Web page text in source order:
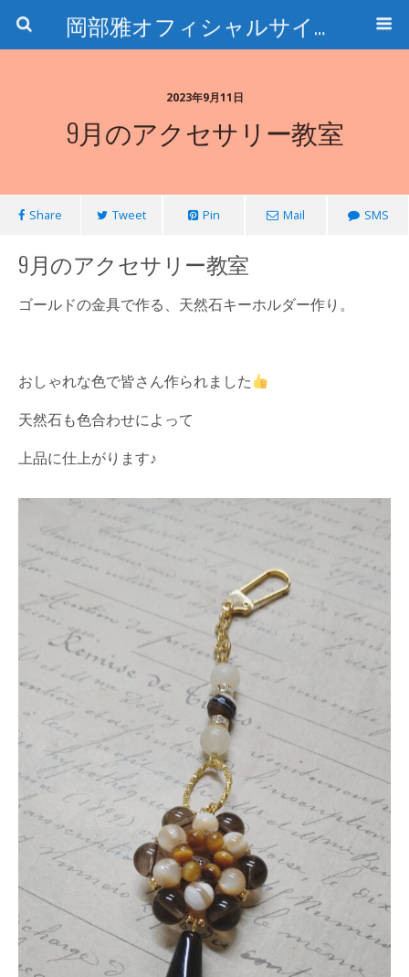
岡部雅オフィシャルサイト〜石の魅惑と数字のトリコ〜
2023年9月11日
9月のアクセサリー教室
Share Tweet Pin Mail SMS
9月のアクセサリー教室
ゴールドの金具で作る、天然石キーホルダー作り。
おしゃれな色で皆さん作られました
天然石も色合わせによって
上品に仕上がります♪